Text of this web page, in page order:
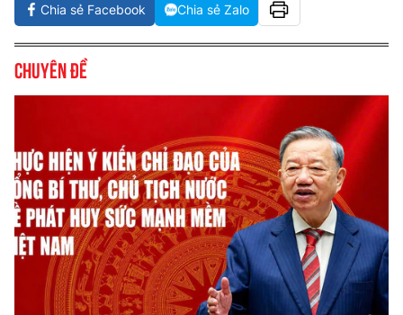
Chia sẻ Facebook Chia sẻ Zalo
Chuyên đề